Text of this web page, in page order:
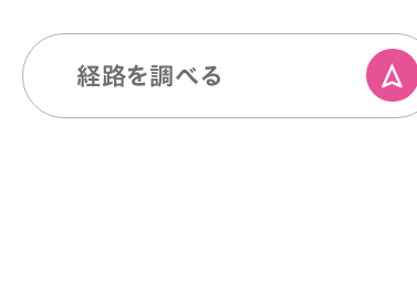
経路を調べる